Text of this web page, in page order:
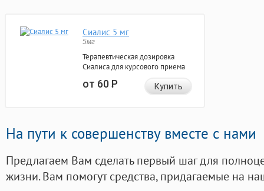
Сиалис 5 мг
5мг
Терапевтическая дозировка
Сиалиса для курсового приема
от 60Р Купить
На пути к совершенству вместе с нами
Предлагаем Вам сделать первый шаг для
жизни. Вам помогут средства, придагаемые на